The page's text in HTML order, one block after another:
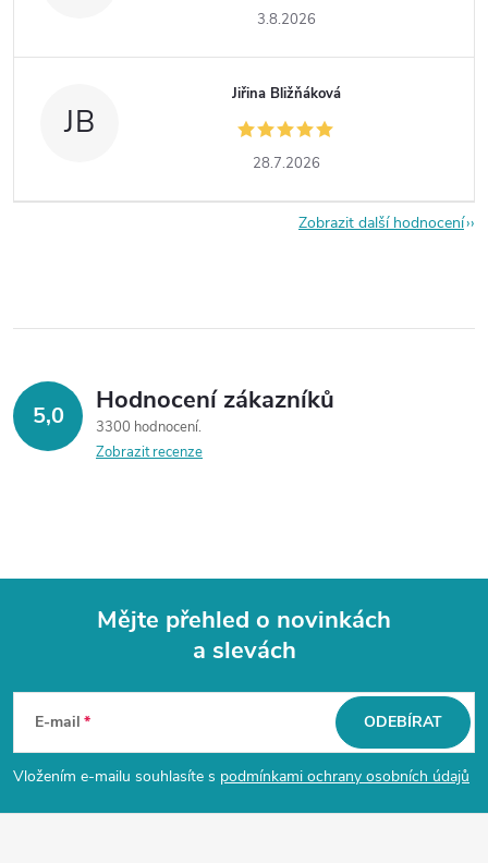
3.8.2026
JB
Jiřina Bližňáková
28.7.2026
Zobrazit další hodnocení
5,0 Hodnocení zákazníků
3300 hodnocení
Zobrazit recenze
p
a
Mějte přehled o novinkách
a slevách
E-mail
Vložením e-mailu souhlasíte s podmínkami ochrany osobních údajů
ODEBÍRAT